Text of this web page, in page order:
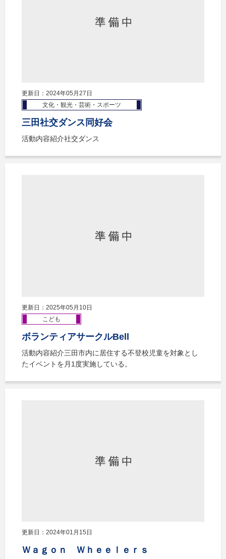
更新日：2024年05月27日
文化・観光・芸術・スポーツ
三田社交ダンス同好会
活動内容紹介社交ダンス
更新日：2025年05月10日
こども
ボランティアサークルBell
活動内容紹介三田市内に居住する不登校児童を対象とし
たイベントを月1度実施している。
更新日：2024年01月15日
Ｗａｇｏｎ Ｗｈｅｅｌｅｒｓ